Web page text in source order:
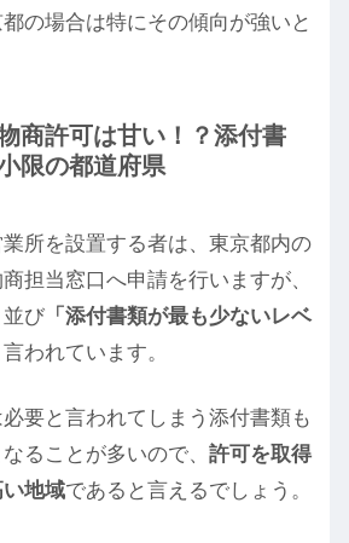
の場合は特にその傾向が強いと
商許可は甘い！？添付書
限の都道府県
所を設置する者は、東京都内の
担当窓口へ申請を行いますが、
び 「添付書類が最も少ないレベ
言われています。
要と言われてしまう添付書類も
ることが多いので、 許可を取得
地域であると言えるでしょう。